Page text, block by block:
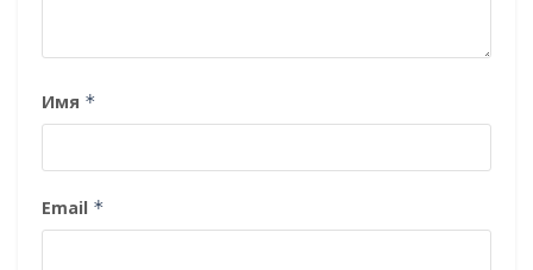
Имя *
Email *